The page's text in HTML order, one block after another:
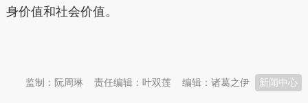
身价值和社会价值。
新闻中心
编辑：诸葛之伊
责任编辑：叶双莲
监制：阮周琳